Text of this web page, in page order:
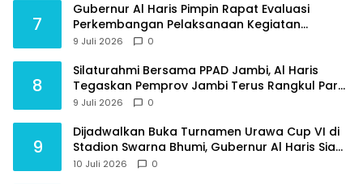
7
Gubernur Al Haris Pimpin Rapat Evaluasi
Perkembangan Pelaksanaan Kegiatan
Pembangunan Triwulan II TA 2026
9 Juli 2026 0
8
Silaturahmi Bersama PPAD Jambi, Al Haris
Tegaskan Pemprov Jambi Terus Rangkul Para
Purnawirawan
9 Juli 2026 0
9
Dijadwalkan Buka Turnamen Urawa Cup VI di
Stadion Swarna Bhumi, Gubernur Al Haris Siap
Berlaga Lawan Tim Urawa
10 Juli 2026 0